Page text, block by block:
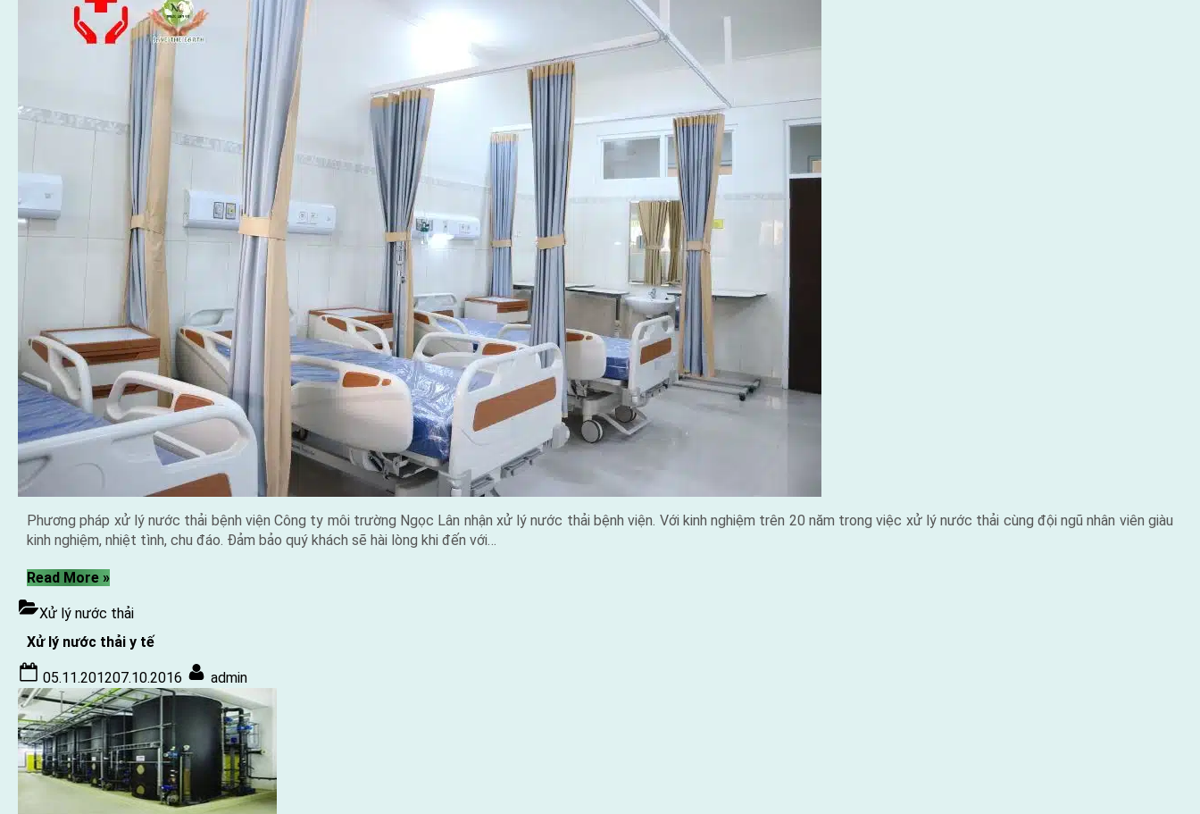
Giải
pháp
môi
trường
Phương pháp xử lý nước thải bệnh viện Công ty môi trường Ngọc Lân nhận xử lý nước thải bệnh viện. Với kinh nghiệm trên 20 năm trong việc xử lý nước thải cùng đội ngũ nhân viên giàu
kinh nghiệm, nhiệt tình, chu đáo. Đảm bảo quý khách sẽ hài lòng khi đến với…
Read More“Phương
xử
lý
nước
thải
bệnh
viện”
»
Xử lý nước thải
Xử lý nước thải y tế
Posted
on
05.11.201207.10.2016 By
admin